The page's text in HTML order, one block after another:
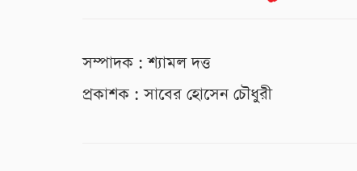
সম্পাদক : শ্যামল দত্ত
প্রকাশক : সাবের হোসেন চৌধুরী